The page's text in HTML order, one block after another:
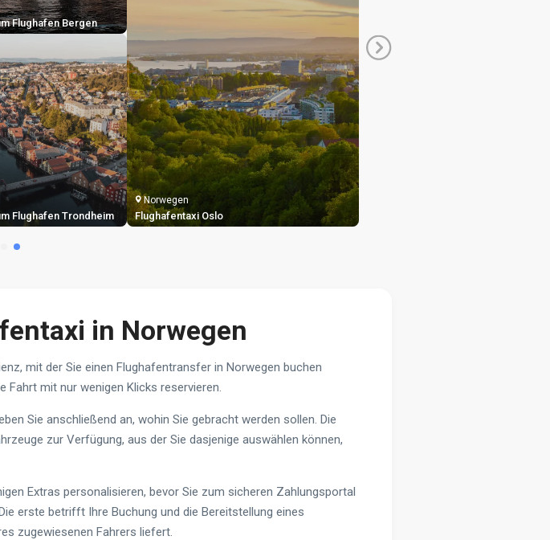
Flughafen Bergen
Flughafen Trondheim
Norwegen
Flughafentaxi Oslo
in Norwegen
mit der Sie einen Flughafentransfer in Norwegen buchen
Fahrt mit nur wenigen Klicks reservieren.
Sie anschließend an, wohin Sie gebracht werden sollen. Die
zur Verfügung, aus der Sie dasjenige auswählen können,
Extras personalisieren, bevor Sie zum sicheren Zahlungsportal
erste betrifft Ihre Buchung und die Bereitstellung eines
zugewiesenen Fahrers liefert.